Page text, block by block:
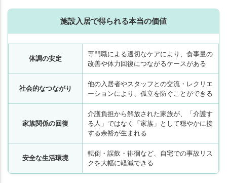
施設入居で得られる本当の価値
体調の安定
専門職による適切なケアにより、食事量の
改善や体力回復につながるケースがある
社会的なつながり
他の入居者やスタッフとの交流・レクリエ
ーションにより、孤立を防ぐことができる
家族関係の回復
介護負担から解放された家族が、「介護す
る人」ではなく「家族」として穏やかに接
する余裕が生まれる
安全な生活環境
転倒・誤飲・徘徊など、自宅での事故リス
クを大幅に軽減できる